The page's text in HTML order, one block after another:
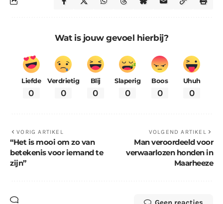
Wat is jouw gevoel hierbij?
Liefde
0
Verdrietig
0
Blij
0
Slaperig
0
Boos
0
Uhuh
0
VORIG ARTIKEL
“Het is mooi om zo van
betekenis voor iemand te
zijn”
VOLGEND ARTIKEL
Man veroordeeld voor
verwaarlozen honden in
Maarheeze